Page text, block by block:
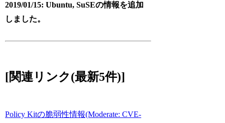
2019/01/15: Ubuntu, SuSEの情報を追加
しました。
[関連リンク(最新5件)]
Policy Kitの脆弱性情報(Moderate: CVE-